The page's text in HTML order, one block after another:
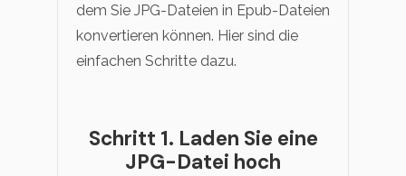
dem Sie JPG-Dateien in Epub-Dateien
konvertieren können. Hier sind die
einfachen Schritte dazu.
Schritt 1. Laden Sie eine
JPG-Datei hoch